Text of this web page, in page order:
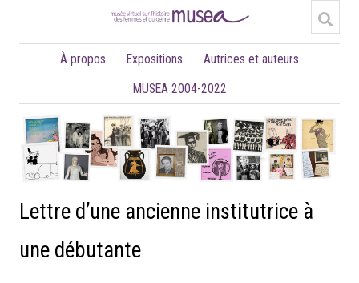
À propos Expositions
Autrices et auteurs
MUSEA 2004-2022
Lettre d’une ancienne institutrice à
une débutante